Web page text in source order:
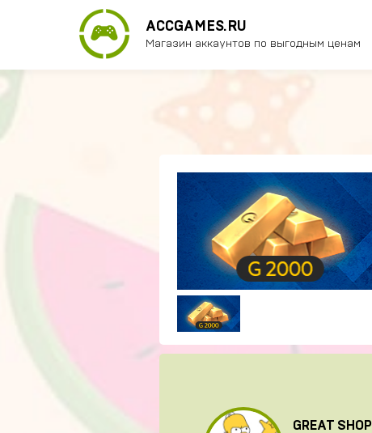
ACCGAMES.RU
Магазин аккаунтов по выгодным ценам
GREAT SHOP